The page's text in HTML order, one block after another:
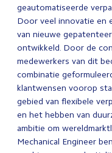
geautomatiseerde
Door veel innovatie en
van nieuwe
ontwikkeld. Door de
medewerkers van dit
combinatie
klantwensen voorop
gebied van flexibele
en het hebben van
ambitie om
Mechanical Engineer